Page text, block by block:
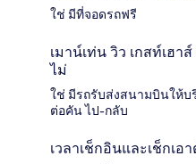
ใช่ มีที่จอดรถฟรี
เมาน์เท่น วิว เกสท์เฮ
ไม่
ใช่ มีรถรับส่งสนามบินให้บ
ต่อคัน ไป-กลับ
เวลาเช็กอินและเช็กเอ